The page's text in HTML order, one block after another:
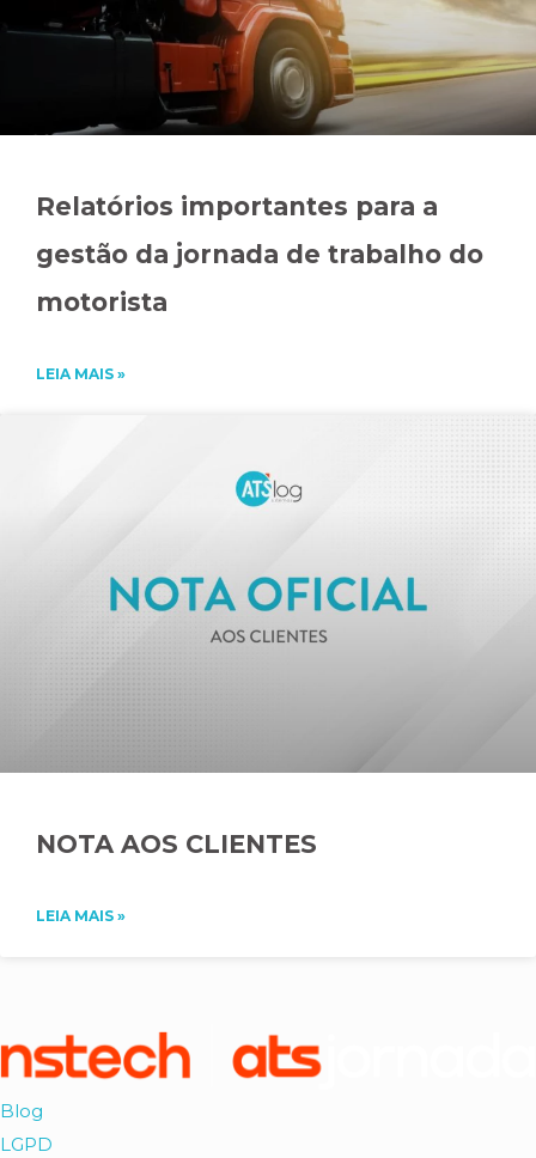
Relatórios importantes para a
gestão da jornada de trabalho do
motorista
LEIA MAIS »
NOTA AOS CLIENTES
LEIA MAIS »
Blog
LGPD